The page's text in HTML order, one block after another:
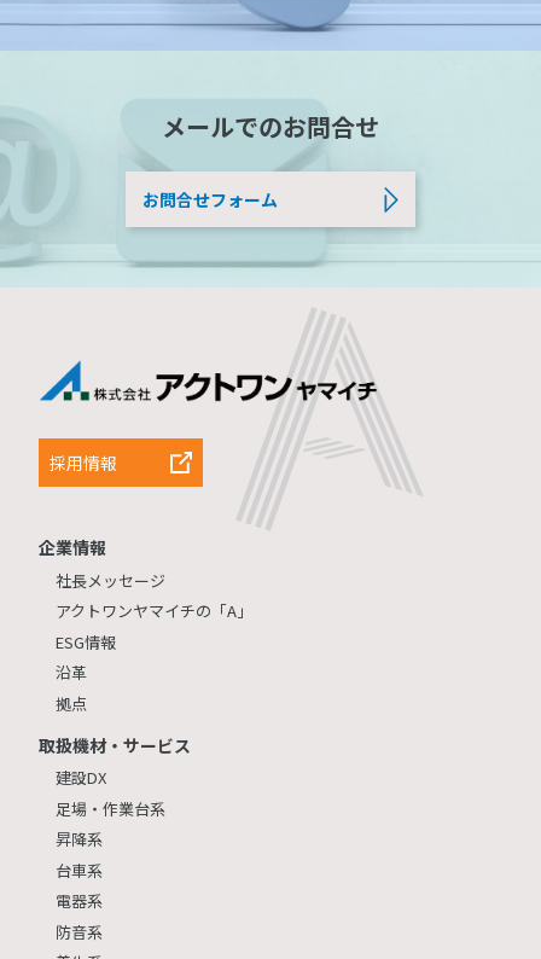
メールでのお問合せ
お問合せフォーム
採用情報
企業情報
社長メッセージ
アクトワンヤマイチの「A」
ESG情報
沿革
拠点
取扱機材・サービス
建設DX
足場・作業台系
昇降系
台車系
電器系
防音系